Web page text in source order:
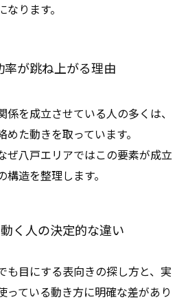
ります。
が跳ね上がる理由
を成立させている人の多くは、
た動きを取っています。
ぜ八戸エリアではこの要素が成立
造を整理します。
く人の決定的な違い
も目にする表向きの探し方と、実
っている動き方に明確な差があり